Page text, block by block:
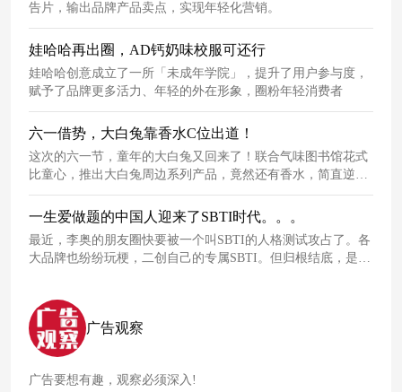
告片，输出品牌产品卖点，实现年轻化营销。
娃哈哈再出圈，AD钙奶味校服可还行
娃哈哈创意成立了一所「未成年学院」，提升了用户参与度，
赋予了品牌更多活力、年轻的外在形象，圈粉年轻消费者
六一借势，大白兔靠香水C位出道！
这次的六一节，童年的大白兔又回来了！联合气味图书馆花式
比童心，推出大白兔周边系列产品，竟然还有香水，简直逆天
了~
一生爱做题的中国人迎来了SBTI时代。。。
最近，李奥的朋友圈快要被一个叫SBTI的人格测试攻占了。各
大品牌也纷纷玩梗，二创自己的专属SBTI。但归根结底，是因
广告观察
广告要想有趣，观察必须深入!